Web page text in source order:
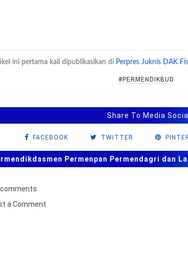
ini pertama kali dipublikasikan di Perpres Juknis DAK
#PERMENDIKBUD
Share To Media Social
FACEBOOK TWITTER
Permenpan Permendagri dan
comments
a Comment